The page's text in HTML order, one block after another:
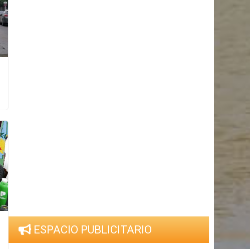
ESPACIO PUBLICITARIO